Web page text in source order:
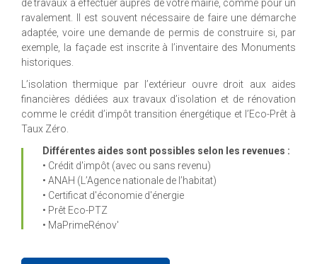
de travaux à effectuer auprès de votre mairie, comme pour un
ravalement. Il est souvent nécessaire de faire une démarche
adaptée, voire une demande de permis de construire si, par
exemple, la façade est inscrite à l’inventaire des Monuments
historiques.
L’isolation thermique par l’extérieur ouvre droit aux aides
financières dédiées aux travaux d’isolation et de rénovation
comme le crédit d’impôt transition énergétique et l’Eco-Prêt à
Taux Zéro.
Différentes aides sont possibles selon les revenues :
• Crédit d'impôt (avec ou sans revenu)
• ANAH (L’Agence nationale de l’habitat)
• Certificat d'économie d'énergie
• Prêt Eco-PTZ
• MaPrimeRénov'